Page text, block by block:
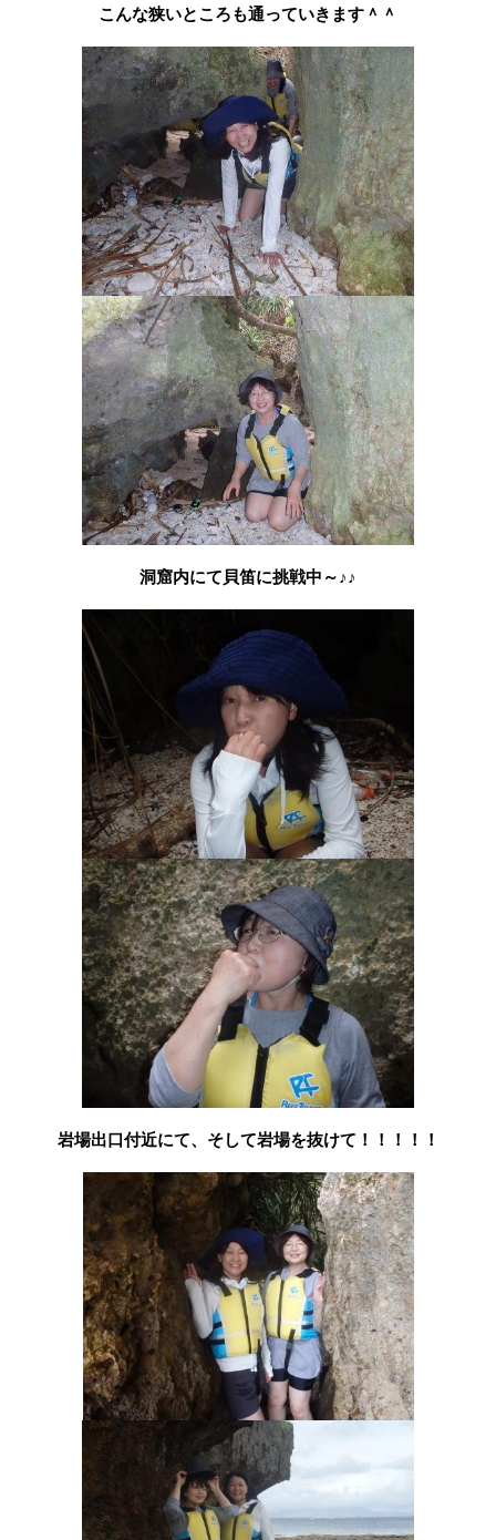
こんな狭いところも通っていきます＾＾
洞窟内にて貝笛に挑戦中～♪♪
岩場出口付近にて、そして岩場を抜けて！！！！！